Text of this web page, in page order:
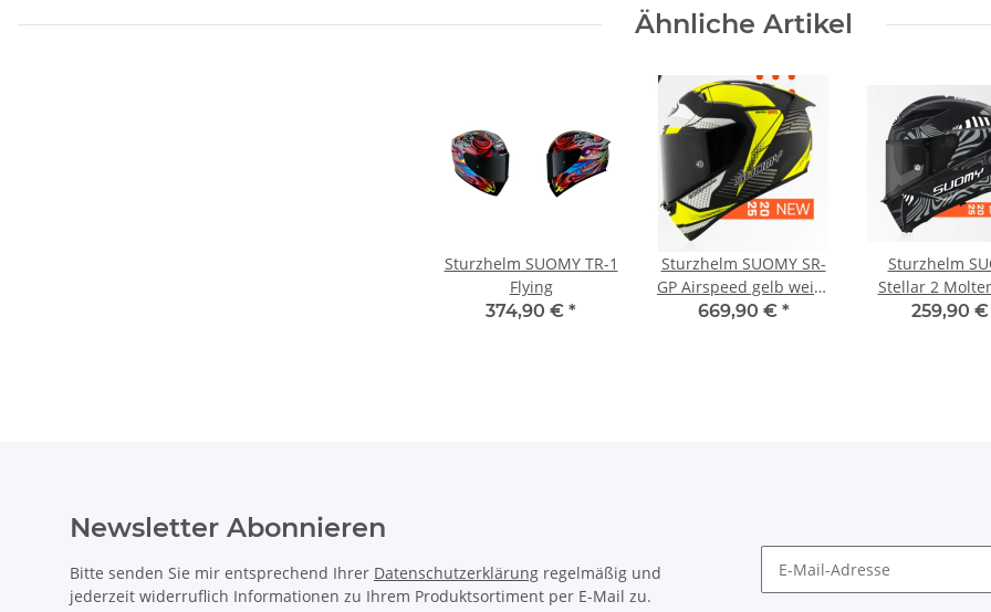
Ähnliche Artikel
Sturzhelm SUOMY TR-1
Flying
374,90 € *
Sturzhelm SUOMY SR-
GP Airspeed gelb weiss
schwarz
669,90 € *
Sturzhelm
Stellar 2
259,90 €
Newsletter Abonnieren
Bitte senden Sie mir entsprechend Ihrer Datenschutzerklärung regelmäßig und
jederzeit widerruflich Informationen zu Ihrem Produktsortiment per E-Mail zu.